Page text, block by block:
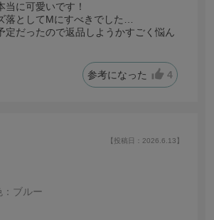
当に可愛いです！
落としてMにすべきでした…
定だったので返品しようかすごく悩ん
参考になった 4
【投稿日：2026.6.13】
：ブルー